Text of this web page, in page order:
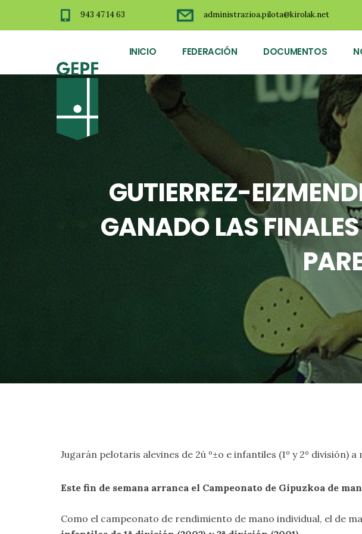
943 47 14 63 administrazioa.pilota@kirolak.net
INICIO FEDERACIÓN DOCUMENTOS
GUTIERREZ-
GANADO LAS
Jugarán pelotaris alevines de 2ú º±o e infantiles (1º y 2º
Este fin de semana arranca el Campeonato de Gipuzkoa de
Como el campeonato de rendimiento de mano individual, el de